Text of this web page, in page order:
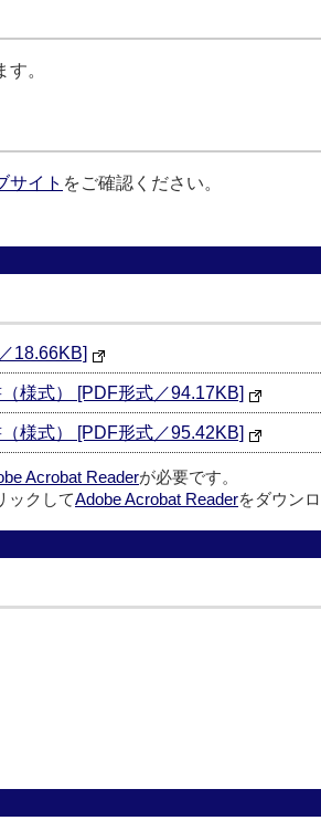
。
サイト をご確認ください。
18.66KB]
様式） [PDF形式／94.17KB]
様式） [PDF形式／95.42KB]
Acrobat Readerが必要です。
ックしてAdobe Acrobat Readerをダウン